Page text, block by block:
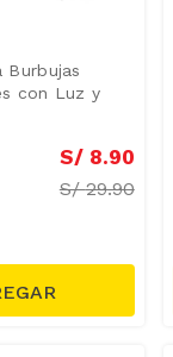
Burbujas
con Luz y
S/ 8.90
S/29.90